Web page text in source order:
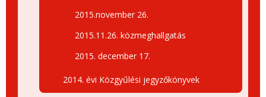
2015.november 26.
2015.11.26. közmeghallgatás
2015. december 17.
2014. évi Közgyűlési jegyzőkönyvek